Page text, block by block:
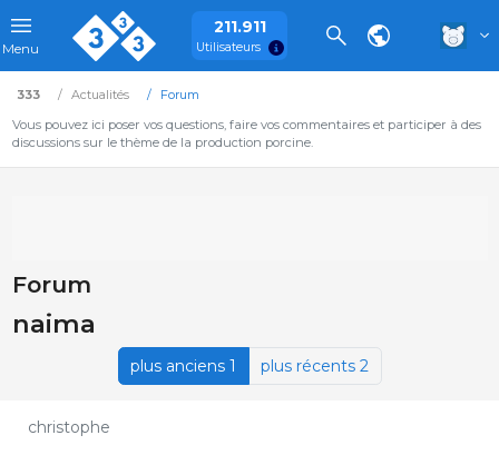
Menu
211.911
Utilisateurs
333 Actualités
Forum
Vous pouvez ici poser vos questions, faire vos commentaires et participer à des
discussions sur le thème de la production porcine.
Forum
naima
plus anciens 1 plus récents 2
christophe